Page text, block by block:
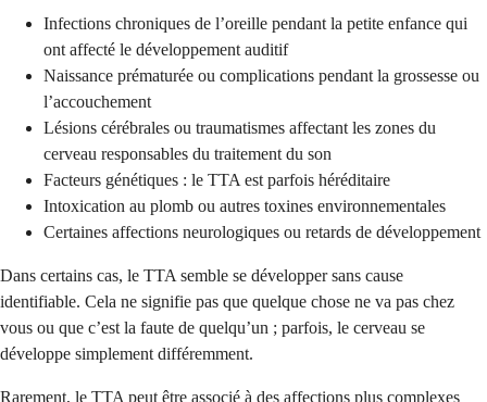
Infections chroniques de l’oreille pendant la petite enfance qui
ont affecté le développement auditif
Naissance prématurée ou complications pendant la grossesse ou
l’accouchement
Lésions cérébrales ou traumatismes affectant les zones du
cerveau responsables du traitement du son
Facteurs génétiques : le TTA est parfois héréditaire
Intoxication au plomb ou autres toxines environnementales
Certaines affections neurologiques ou retards de développement
Dans certains cas, le TTA semble se développer sans cause
identifiable. Cela ne signifie pas que quelque chose ne va pas chez
vous ou que c’est la faute de quelqu’un ; parfois, le cerveau se
développe simplement différemment.
Rarement, le TTA peut être associé à des affections plus complexes